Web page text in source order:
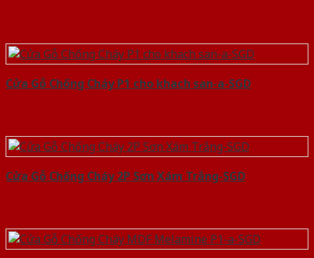
Cửa Gỗ Chống Cháy P1 cho khach san-a-SGD
Cửa Gỗ Chống Cháy 2P Sơn Xám Trắng-SGD